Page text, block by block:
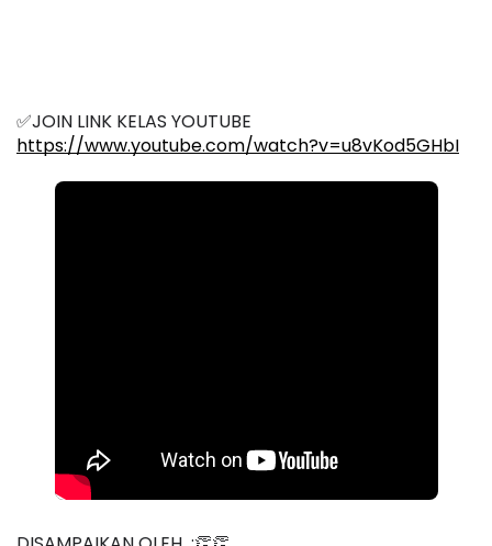
✅JOIN LINK KELAS YOUTUBE
https://www.youtube.com/watch?v=u8vKod5GHbI